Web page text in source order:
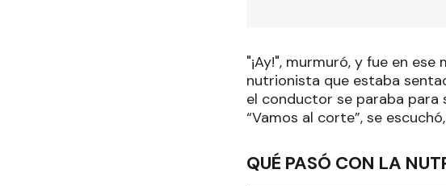
"¡Ay!", murmuró, y fue en
nutrionista que estaba
el conductor se paraba para
“Vamos al corte”, se
QUÉ PASÓ CON LA